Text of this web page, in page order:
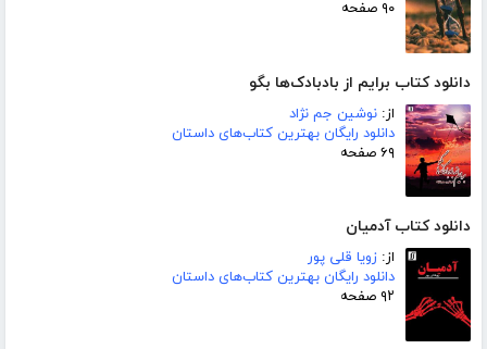
۹۰ صفحه
دانلود کتاب برایم از بادبادک‌ها بگو
از: نوشین جم نژاد
دانلود رایگان بهترین کتاب‌های داستان
۶۹ صفحه
دانلود کتاب آدمیان
از: زویا قلی پور
دانلود رایگان بهترین کتاب‌های داستان
۹۲ صفحه